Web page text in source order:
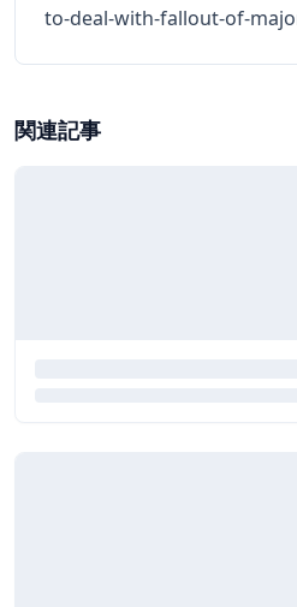
to-deal-with-fallout-of-
関連記事